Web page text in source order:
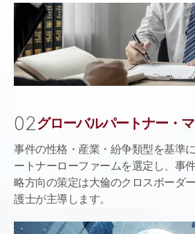
02グローバルパートナー・
事件の性格・産業・紛争類型を基準
ートナーローファームを選定し、事
略方向の策定は大倫のクロスボーダ
護士が主導します。